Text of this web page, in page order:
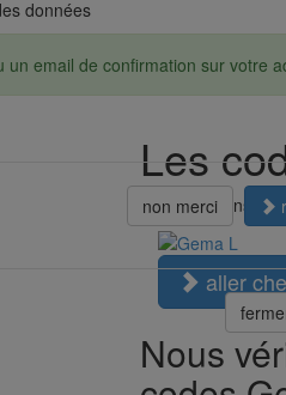
Accueil
Les
Les réductions
aller
Nous
données
email de confirmation sur votre
non merci